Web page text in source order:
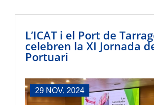
L’ICAT i el Port de
celebren la XI Jornada
Portuari
29 NOV, 2024